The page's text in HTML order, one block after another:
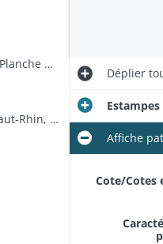
Voyer d'Argenson, député du Bas-Rhin. Portrait (Planche des Défenseurs des prévenus d'avril)
Voyer d'Argenson, député du département du Haut-Rhin, élu en 1817. Portrait
Déplier
Estampes
Affiche
Cote/Cotes